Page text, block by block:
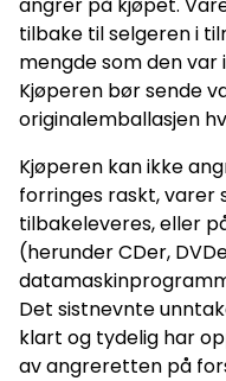
tilbake til selgeren i
mengde som den
Kjøperen bør sende
originalemballasjen
Kjøperen kan ikke
forringes raskt, varer
tilbakeleveres, eller
(herunder CDer,
Det sistnevnte
klart og tydelig har
av angreretten på